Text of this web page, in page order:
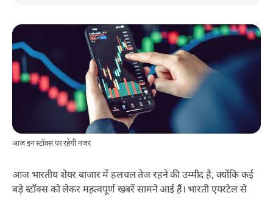
आज इन स्टॉक्स पर रहेगी नजर
आज भारतीय शेयर बाजार में हलचल तेज रहने की उम्मीद है, क्योंकि कई
बड़े स्टॉक्स को लेकर महत्वपूर्ण खबरें सामने आई हैं। भारती एयरटेल से